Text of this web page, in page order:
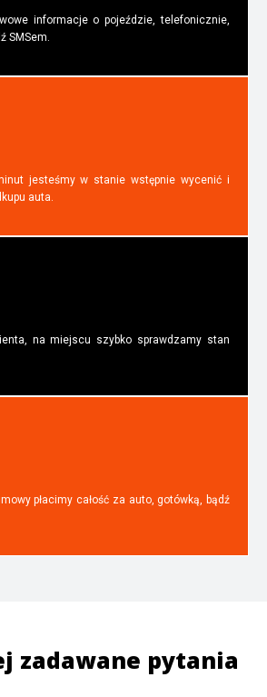
informacje o pojeździe, telefonicznie,
SMSem.
jesteśmy w stanie wstępnie wycenić i
auta.
na miejscu szybko sprawdzamy stan
płacimy całość za auto, gotówką, bądź
zadawane pytania